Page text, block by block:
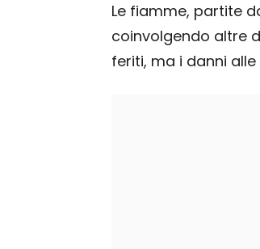
Le fiamme, partite
coinvolgendo altre
feriti, ma i danni